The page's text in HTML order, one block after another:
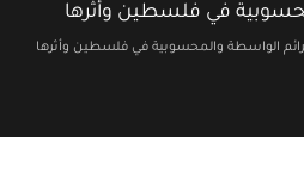
في فلسطين وأثرها
الواسطة والمحسوبية في فلسطين وأثرها